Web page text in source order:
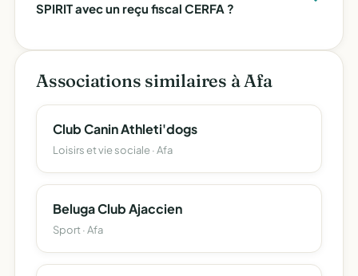
SPIRIT avec un reçu fiscal CERFA ?
Associations similaires à Afa
Club Canin Athleti'dogs
Loisirs et vie sociale · Afa
Beluga Club Ajaccien
Sport · Afa